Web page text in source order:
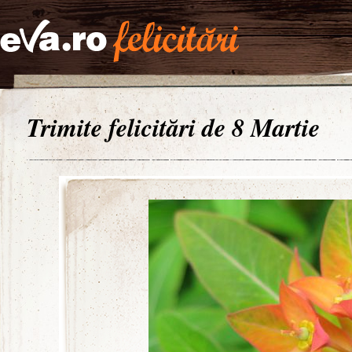
Trimite felicitări de 8 Martie